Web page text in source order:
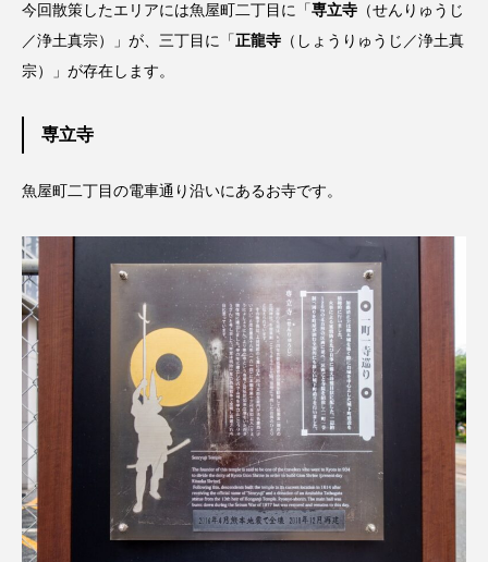
今回散策したエリアには魚屋町二丁目に「専立寺 （せんりゅうじ
／浄土真宗）」が、三丁目に「正龍寺 （しょうりゅうじ／浄土真
宗）」が存在します。
専立寺
魚屋町二丁目の電車通り沿いにあるお寺です。